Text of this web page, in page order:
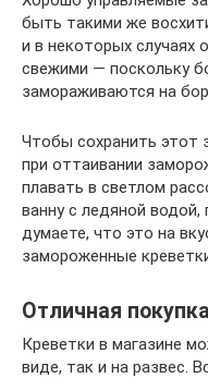
быть такими же
и в некоторых случаях
свежими — поскольку
замораживаются на
Чтобы сохранить этот
при оттаивании
плавать в светлом
ванну с ледяной водой,
думаете, что это на
замороженные
Отличная покупка
Креветки в магазине
виде, так и на развес.